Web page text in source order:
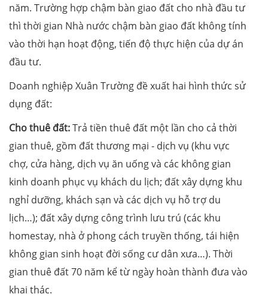
năm. Trường hợp chậm bàn giao đất cho nhà đầu tư
thì thời gian Nhà nước chậm bàn giao đất không tính
vào thời hạn hoạt động, tiến độ thực hiện của dự án
đầu tư.
Doanh nghiệp Xuân Trường đề xuất hai hình thức sử
dụng đất:
Cho thuê đất:Trả tiền thuê đất một lần cho cả thời
gian thuê, gồm đất thương mại - dịch vụ (khu vực
chợ, cửa hàng, dịch vụ ăn uống và các không gian
kinh doanh phục vụ khách du lịch; đất xây dựng khu
nghỉ dưỡng, khách sạn và các dịch vụ hỗ trợ du
lịch…); đất xây dựng công trình lưu trú (các khu
homestay, nhà ở phong cách truyền thống, tái hiện
không gian sinh hoạt đời sống cư dân xưa…). Thời
gian thuê đất 70 năm kể từ ngày hoàn thành đưa vào
khai thác.